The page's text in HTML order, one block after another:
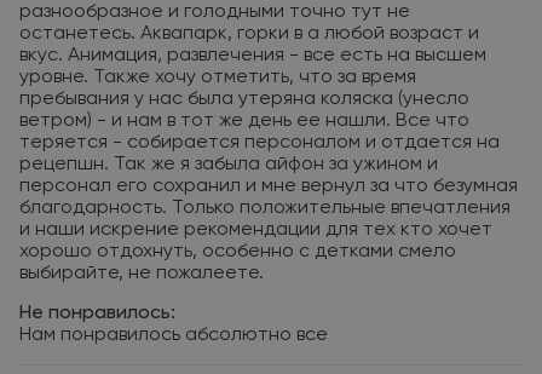
разнообразное и голодными точно тут не
останетесь. Аквапарк, горки в а любой возраст и
вкус. Анимация, развлечения - все есть на высшем
уровне. Также хочу отметить, что за время
пребывания у нас была утеряна коляска (унесло
ветром) - и нам в тот же день ее нашли. Все что
теряется - собирается персоналом и отдается на
рецепшн. Так же я забыла айфон за ужином и
персонал его сохранил и мне вернул за что безумная
благодарность. Только положительные впечатления
и наши искрение рекомендации для тех кто хочет
хорошо отдохнуть, особенно с детками смело
выбирайте, не пожалеете.
Не понравилось:
Нам понравилось абсолютно все